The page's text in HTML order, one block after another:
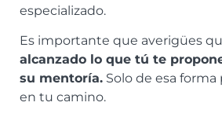
especializado.
Es importante que averigües
alcanzado lo que tú te
su mentoría. Solo de esa
en tu camino.